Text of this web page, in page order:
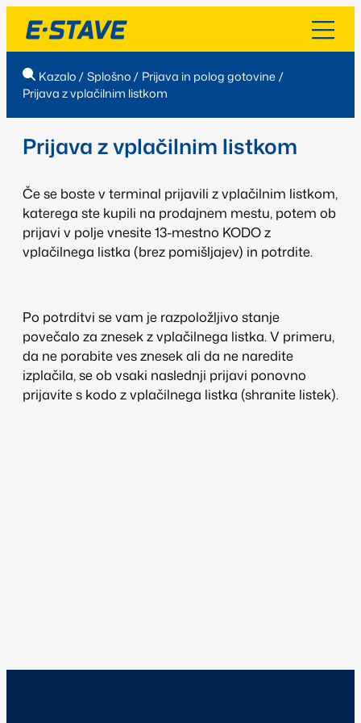
Kazalo/Splošno / Prijava in polog gotovine/
Prijava z vplačilnim listkom
Prijava z vplačilnim listkom
Če se boste v terminal prijavili z vplačilnim listkom,
katerega ste kupili na prodajnem mestu, potem ob
prijavi v polje vnesite 13-mestno KODO z
vplačilnega listka (brez pomišljajev) in potrdite.
Po potrditvi se vam je razpoložljivo stanje
povečalo za znesek z vplačilnega listka. V primeru,
da ne porabite ves znesek ali da ne naredite
izplačila, se ob vsaki naslednji prijavi ponovno
prijavite s kodo z vplačilnega listka (shranite listek).